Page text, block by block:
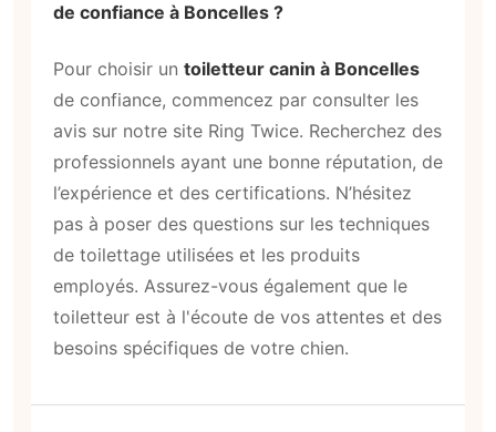
de confiance à Boncelles ?
Pour choisir un toiletteur canin à Boncelles
de confiance, commencez par consulter les
avis sur notre site Ring Twice. Recherchez des
professionnels ayant une bonne réputation, de
l’expérience et des certifications. N’hésitez
pas à poser des questions sur les techniques
de toilettage utilisées et les produits
employés. Assurez-vous également que le
toiletteur est à l'écoute de vos attentes et des
besoins spécifiques de votre chien.